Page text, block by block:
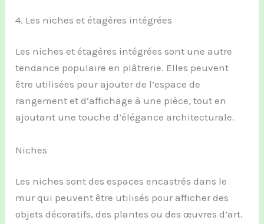
4. Les niches et étagères intégrées
Les niches et étagères intégrées sont une autre
tendance populaire en plâtrerie. Elles peuvent
être utilisées pour ajouter de l’espace de
rangement et d’affichage à une pièce, tout en
ajoutant une touche d’élégance architecturale.
Niches
Les niches sont des espaces encastrés dans le
mur qui peuvent être utilisés pour afficher des
objets décoratifs, des plantes ou des œuvres d’art.